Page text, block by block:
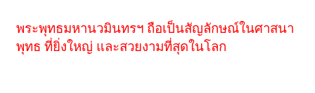
พระพุทธมหานวมินทรฯ ถือเป็นสัญลักษณ์ในศาสนา
พุทธ ที่ยิ่งใหญ่ และสวยงามที่สุดในโลก